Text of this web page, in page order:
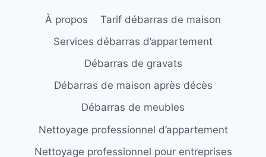
SOLUTIONS
PARTICULIERS
ET
PROFESSIONNELS
À propos
Tarif débarras de maison
Services débarras d’appartement
Débarras de gravats
Débarras de maison après décès
Débarras de meubles
Nettoyage professionnel d’appartement
Nettoyage professionnel pour entreprises